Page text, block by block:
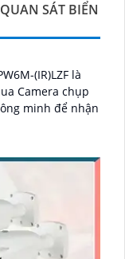
SÁT BIỂN
(IR)LZF là
Camera chụp
minh để nhận